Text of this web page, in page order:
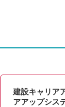
建設キャリア
アアップシス